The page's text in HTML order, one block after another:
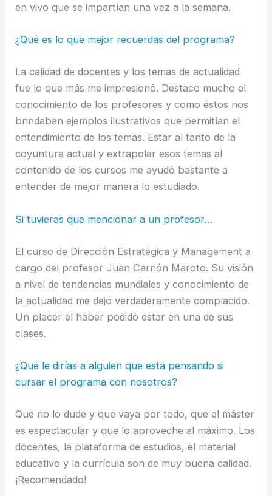
en vivo que se impartían una vez a la semana.
¿Qué es lo que mejor recuerdas del programa?
La calidad de docentes y los temas de actualidad
fue lo que más me impresionó. Destaco mucho el
conocimiento de los profesores y como éstos nos
brindaban ejemplos ilustrativos que permitían el
entendimiento de los temas. Estar al tanto de la
coyuntura actual y extrapolar esos temas al
contenido de los cursos me ayudó bastante a
entender de mejor manera lo estudiado.
Si tuvieras que mencionar a un profesor…
El curso de Dirección Estratégica y Management a
cargo del profesor Juan Carrión Maroto. Su visión
a nivel de tendencias mundiales y conocimiento de
la actualidad me dejó verdaderamente complacido.
Un placer el haber podido estar en una de sus
clases.
¿Qué le dirías a alguien que está pensando si
cursar el programa con nosotros?
Que no lo dude y que vaya por todo, que el máster
es espectacular y que lo aproveche al máximo. Los
docentes, la plataforma de estudios, el material
educativo y la currícula son de muy buena calidad.
¡Recomendado!